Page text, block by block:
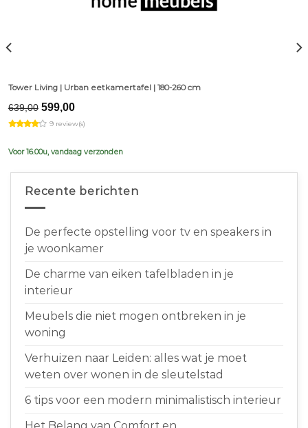
Tower Living | Urban eetkamertafel | 180-260 cm
639,00 Original
price
was:
599,00Current
is:
9 review(s)
Voor 16.00u, vandaag verzonden
Recente berichten
De perfecte opstelling voor tv en speakers in
je woonkamer
De charme van eiken tafelbladen in je
interieur
Meubels die niet mogen ontbreken in je
woning
Verhuizen naar Leiden: alles wat je moet
weten over wonen in de sleutelstad
6 tips voor een modern minimalistisch interieur